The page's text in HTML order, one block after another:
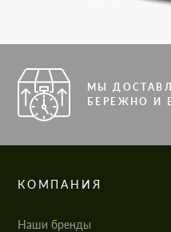
МЫ
БЕРЕЖНО И
КОМПАНИЯ
Наши бренды